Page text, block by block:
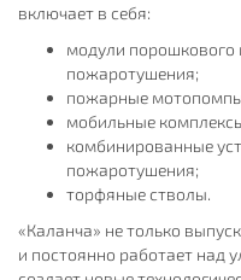
включает в себя:
модули порошкового
пожаротушения;
пожарные
мобильные
комбинированные
пожаротушения;
торфяные стволы.
«Каланча» не только
и постоянно работает над